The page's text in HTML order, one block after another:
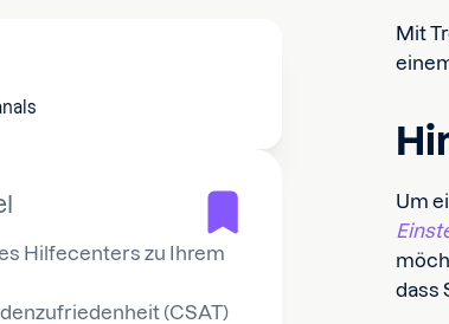
Hilfecenters zu Ihrem
(CSAT)
Mit
Um
dass